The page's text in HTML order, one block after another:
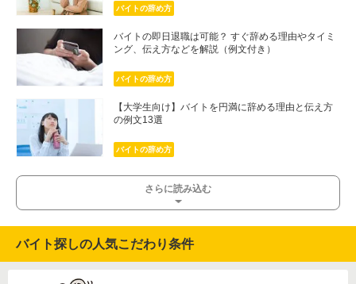
バイトの辞め方
バイトの即日退職は可能？ すぐ辞める理由やタイミ
ング、伝え方などを解説（例文付き）
バイトの辞め方
【大学生向け】バイトを円満に辞める理由と伝え方
の例文13選
バイトの辞め方
さらに読み込む
バイト探しの人気こだわり条件